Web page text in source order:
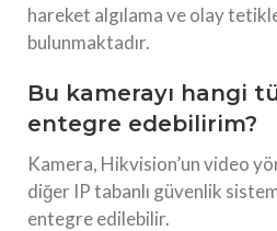
hareket algılama ve olay
bulunmaktadır.
Bu kamerayı hangi
entegre edebilirim?
Kamera, Hikvision’un video
diğer IP tabanlı güvenlik
entegre edilebilir.